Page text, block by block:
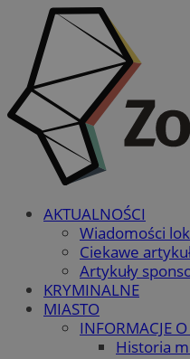
AKTUALNOŚCI
Wiadomości
Ciekawe
Artykuły
KRYMINALNE
MIASTO
INFORMACJE
Historia